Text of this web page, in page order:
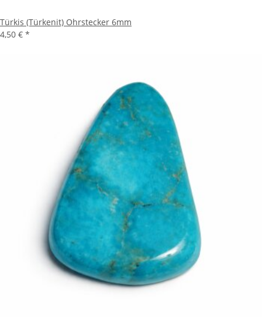
Türkis (Türkenit) Ohrstecker 6mm
4,50 € *